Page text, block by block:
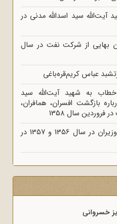
آیت‌الله سید اسدالله مدنی در
بهایی از شرکت نفت در سال
عباس کریم‌قره‌باغی
به شهید آیت‌الله سید
بازگشت افسران، همافران،
سال 1358
بررسی تأثیر تغییر نخست‌وزیران در سال‌ 1356 و 1357 در
خسروانی